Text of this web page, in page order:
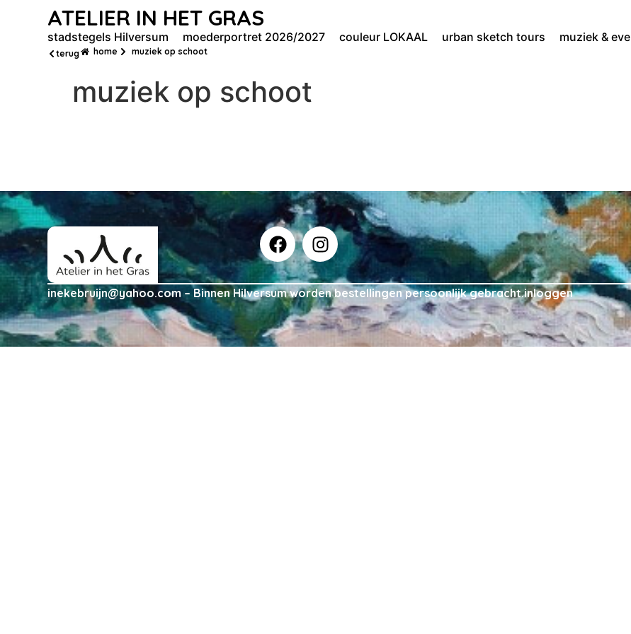
ATELIER IN HET GRAS
stadstegels Hilversum moederportret 2026/2027 couleur LOKAAL urban sketch tours muziek &
terug home muziek op schoot
muziek op schoot
inekebruijn@yahoo.com – Binnen Hilversum worden bestellingen persoonlijk gebracht.inloggen